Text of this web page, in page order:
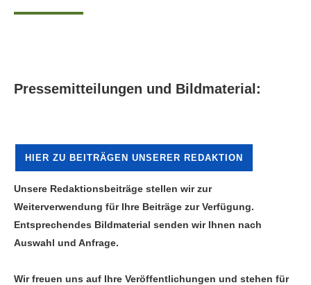
Pressemitteilungen und Bildmaterial:
HIER ZU BEITRÄGEN UNSERER REDAKTION
Unsere Redaktionsbeiträge stellen wir zur
Weiterverwendung für Ihre Beiträge zur Verfügung.
Entsprechendes Bildmaterial senden wir Ihnen nach
Auswahl und Anfrage.
Wir freuen uns auf Ihre Veröffentlichungen und stehen für